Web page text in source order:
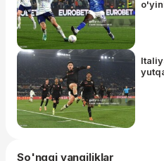
So'nggi yangiliklar